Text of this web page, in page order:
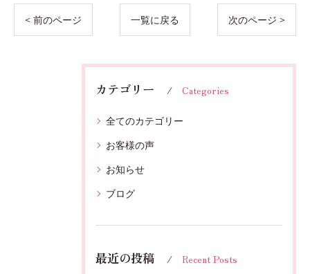
< 前のページ 一覧に戻る 次のページ >
カテゴリー Categories
全てのカテゴリー
お客様の声
お知らせ
ブログ
最近の投稿 Recent Posts